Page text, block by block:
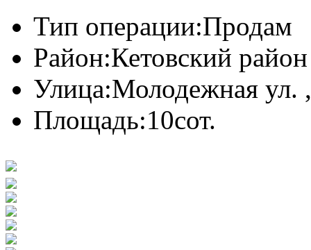
Тип операции:Продам
Район:Кетовский район
Улица:Молодежная ул.
Площадь:10сот.